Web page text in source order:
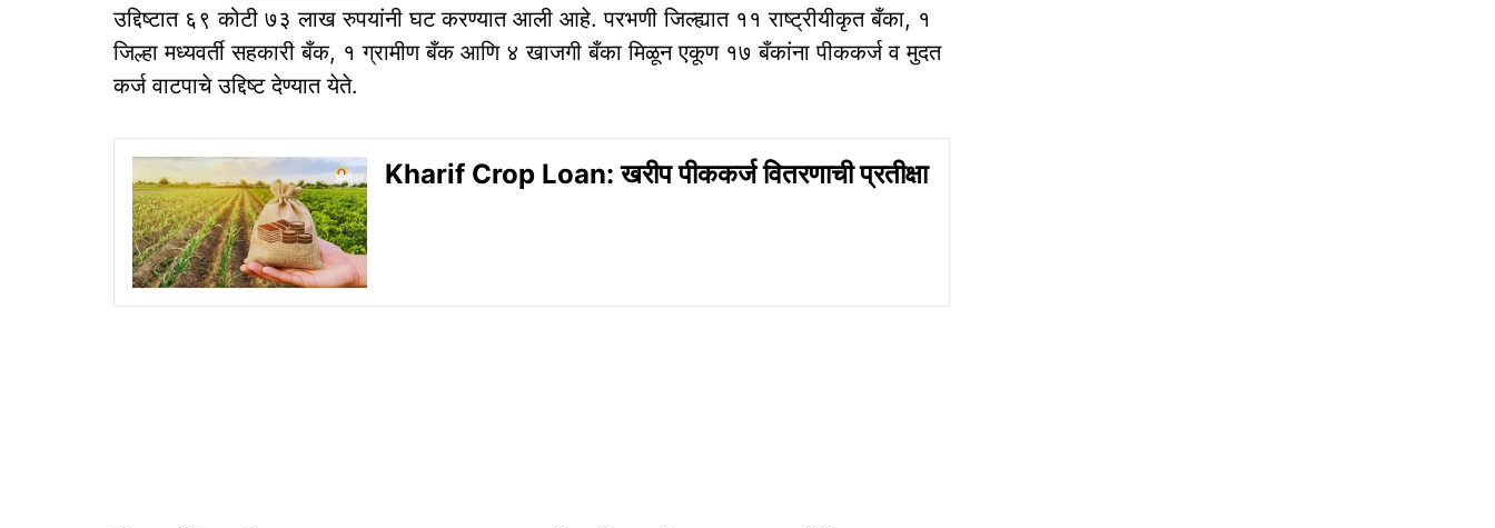
उद्दिष्टात ६९ कोटी ७३ लाख रुपयांनी घट करण्यात आली आहे. परभणी जिल्ह्यात ११ राष्ट्रीयीकृत बँका, १
जिल्हा मध्यवर्ती सहकारी बँक, १ ग्रामीण बँक आणि ४ खाजगी बँका मिळून एकूण १७ बँकांना पीककर्ज व मुदत
कर्ज वाटपाचे उद्दिष्ट देण्यात येते.
Kharif Crop Loan: खरीप पीककर्ज वितरणाची प्रतीक्षा